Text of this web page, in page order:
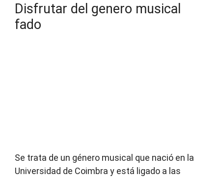
Disfrutar del genero musical
fado
Se trata de un género musical que nació en la
Universidad de Coimbra y está ligado a las